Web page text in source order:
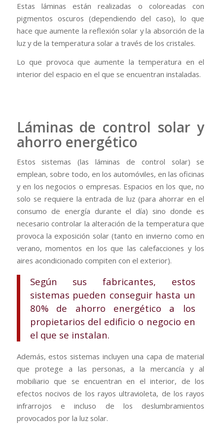
Estas láminas están realizadas o coloreadas con
pigmentos oscuros (dependiendo del caso), lo que
hace que aumente la reflexión solar y la absorción de la
luz y de la temperatura solar a través de los cristales.
Lo que provoca que aumente la temperatura en el
interior del espacio en el que se encuentran instaladas.
Láminas de control solar y
ahorro energético
Estos sistemas (las láminas de control solar) se
emplean, sobre todo, en los automóviles, en las oficinas
y en los negocios o empresas. Espacios en los que, no
solo se requiere la entrada de luz (para ahorrar en el
consumo de energía durante el día) sino donde es
necesario controlar la alteración de la temperatura que
provoca la exposición solar (tanto en invierno como en
verano, momentos en los que las calefacciones y los
aires acondicionado compiten con el exterior).
Según sus fabricantes, estos
sistemas pueden conseguir hasta un
80% de ahorro energético a los
propietarios del edificio o negocio en
el que se instalan.
Además, estos sistemas incluyen una capa de material
que protege a las personas, a la mercancía y al
mobiliario que se encuentran en el interior, de los
efectos nocivos de los rayos ultravioleta, de los rayos
infrarrojos e incluso de los deslumbramientos
provocados por la luz solar.